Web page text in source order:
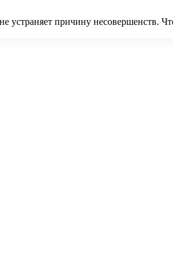
устраняет причину несовершенств.